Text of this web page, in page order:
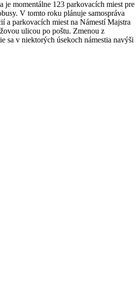
je momentálne 123 parkovacích miest pre
V tomto roku plánuje samospráva
a parkovacích miest na Námestí Majstra
ulicou po poštu. Zmenou z
sa v niektorých úsekoch námestia navýši